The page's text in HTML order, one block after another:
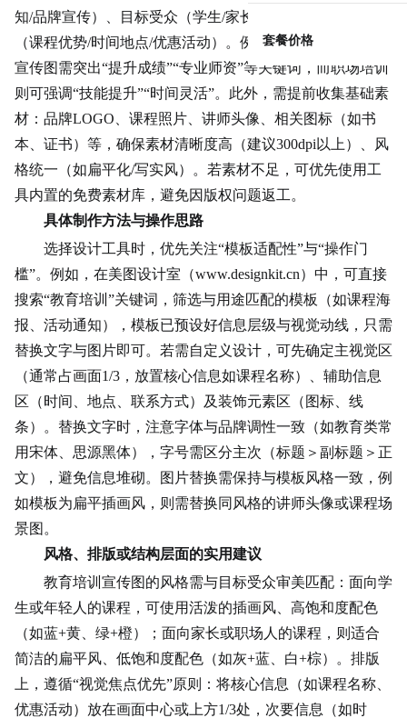
套餐价格
知/品牌宣传）、目标受众（学生/家长/职场人）及核心信息
（课程优势/时间地点/优惠活动）。例如，面向家长的课程
宣传图需突出“提升成绩”“专业师资”等关键词，而职场培训
则可强调“技能提升”“时间灵活”。此外，需提前收集基础素
材：品牌LOGO、课程照片、讲师头像、相关图标（如书
本、证书）等，确保素材清晰度高（建议300dpi以上）、风
格统一（如扁平化/写实风）。若素材不足，可优先使用工
具内置的免费素材库，避免因版权问题返工。
具体制作方法与操作思路
选择设计工具时，优先关注“模板适配性”与“操作门
槛”。例如，在美图设计室（www.designkit.cn）中，可直接
搜索“教育培训”关键词，筛选与用途匹配的模板（如课程海
报、活动通知），模板已预设好信息层级与视觉动线，只需
替换文字与图片即可。若需自定义设计，可先确定主视觉区
（通常占画面1/3，放置核心信息如课程名称）、辅助信息
区（时间、地点、 联系方式）及装饰元素区（图标、线
条）。替换文字时，注意字体与品牌调性一致（如教育类常
用宋体、思源黑体），字号需区分主次（标题＞副标题＞正
文），避免信息堆砌。图片替换需保持与模板风格一致，例
如模板为扁平插画风，则需替换同风格的讲师头像或课程场
景图。
风格、排版或结构层面的实用建议
教育培训宣传图的风格需与目标受众审美匹配：面向学
生或年轻人 的课程，可使用活泼的插画风、高饱和度配色
（如蓝+黄、绿+橙）；面向家长或职场人的课程，则适合
简洁的扁平风、低饱和度配色（如灰+蓝、白+棕）。排版
上，遵循“视觉焦点优先”原则：将核心信息（如课程名称、
优惠活动）放在画面中心或上方1/3处，次要信息（如时